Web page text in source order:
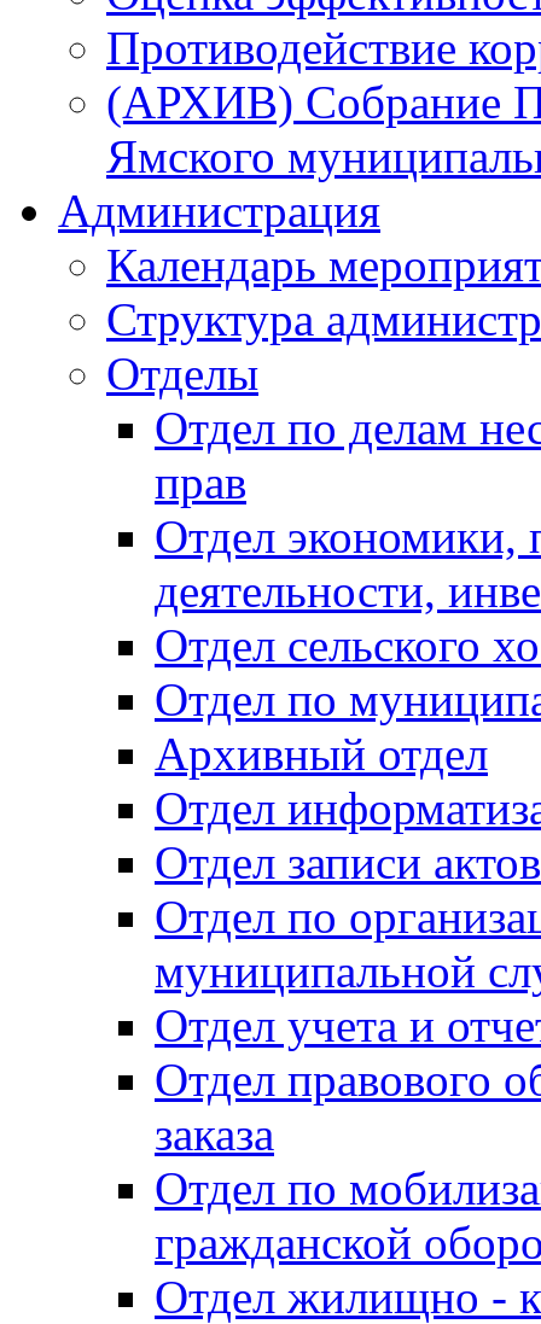
Противодействие
(АРХИВ) Собрание
Ямского
Администрация
Календарь
Структура
Отделы
Отдел по делам
прав
Отдел экономики,
деятельности,
Отдел сельского
Отдел по
Архивный отдел
Отдел
Отдел записи
Отдел по
муниципальной
Отдел учета и
Отдел правового
заказа
Отдел по
гражданской
Отдел жилищно -